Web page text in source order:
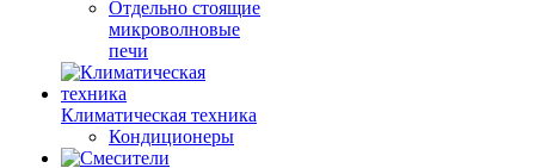
Отдельно стоящие
микроволновые
печи
Климатическая техника
Кондиционеры